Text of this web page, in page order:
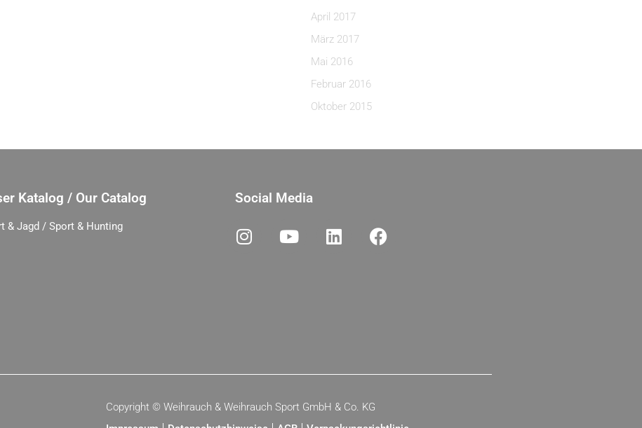
April 2017
März 2017
Mai 2016
Februar 2016
Oktober 2015
Katalog / Our Catalog
& Jagd / Sport & Hunting
Social Media
Copyright © Weihrauch & Weihrauch Sport GmbH & Co. KG